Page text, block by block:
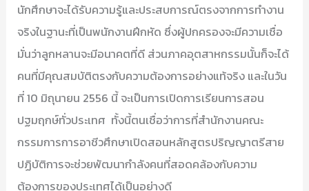
นักศึกษาจะได้รับความรู้และประสบการณ์ตรงจากการทำงาน
จริงในฐานะที่เป็นพนักงานฝึกหัด ซึ่งผู้ปกครองจะมีความเชื่อ
มั่นว่าลูกหลานจะมีอนาคตที่ดี ส่วนภาคอุตสาหกรรมนั้นก็จะได้
คนที่มีคุณสมบัติตรงกับความต้องการอย่างแท้จริง และในวัน
ที่ 10 มิถุนายน 2556 นี้ จะเป็นการเปิดการเรียนการสอน
ปฐมฤกษ์ทั่วประเทศ ทั้งนี้ตนเชื่อว่าการที่สำนักงานคณะ
กรรมการการอาชีวศึกษาเปิดสอนหลักสูตรปริญญาตรีสาย
ปฏิบัติการจะช่วยพัฒนากำลังคนที่สอดคล้องกับความ
ต้องการของประเทศได้เป็นอย่างดี